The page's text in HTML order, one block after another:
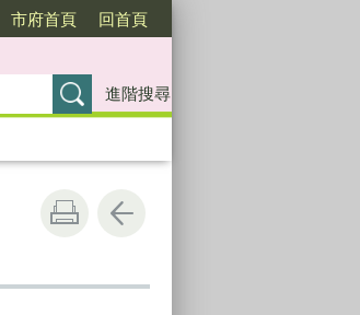
市府首頁 回首頁
進階搜尋